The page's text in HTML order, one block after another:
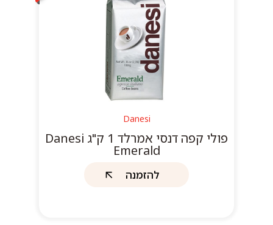
Danesi
פולי קפה דנסי אמרלד 1 ק"ג Danesi
Emerald
להזמנה